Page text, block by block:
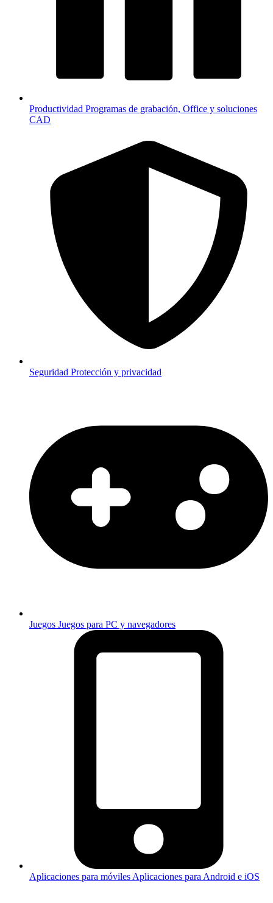
Productividad Programas de grabación, Office y soluciones
CAD
Seguridad Protección y privacidad
Juegos Juegos para PC y navegadores
Aplicaciones para móviles Aplicaciones para Android e iOS